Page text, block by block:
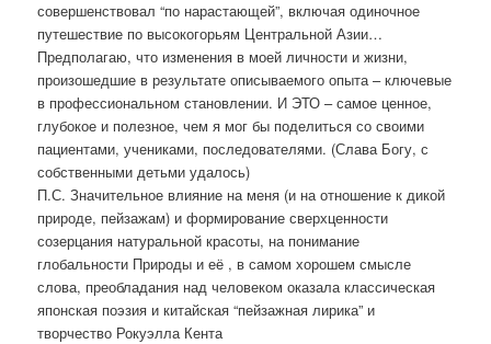
совершенствовал “по нарастающей”, включая одиночное
путешествие по высокогорьям Центральной Азии…
Предполагаю, что изменения в моей личности и жизни,
произошедшие в результате описываемого опыта – ключевые
в профессиональном становлении. И ЭТО – самое ценное,
глубокое и полезное, чем я мог бы поделиться со своими
пациентами, учениками, последователями. (Слава Богу, с
собственными детьми удалось)
П.С. Значительное влияние на меня (и на отношение к дикой
природе, пейзажам) и формирование сверхценности
созерцания натуральной красоты, на понимание
глобальности Природы и её , в самом хорошем смысле
слова, преобладания над человеком оказала классическая
японская поэзия и китайская “пейзажная лирика” и
творчество Рокуэлла Кента